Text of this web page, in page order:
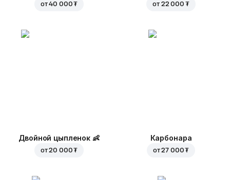
от40 000 ₮ от 22 000 ₮
Двойной цыпленок 👶
от20 000 ₮
Карбонара
от27 000 ₮